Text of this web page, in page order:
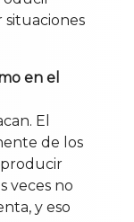
situaciones
en el
El
de los
veces no
y eso